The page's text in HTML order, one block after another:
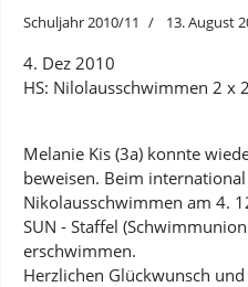
Schuljahr 2010/11 13. August
4. Dez 2010
HS: Nilolausschwimmen 2 x
Melanie Kis (3a) konnte
beweisen. Beim
Nikolausschwimmen am 4.
SUN - Staffel
erschwimmen.
Herzlichen Glückwunsch